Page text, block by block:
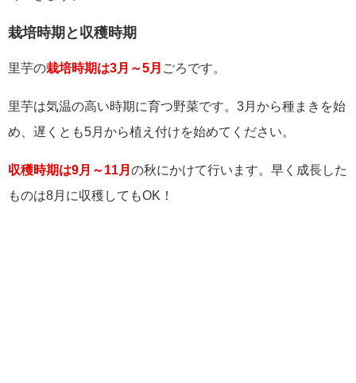
栽培時期と収穫時期
里芋の栽培時期は3月～5月 ごろです。
里芋は気温の高い時期に育つ野菜です。3月から種まきを始
め、遅くとも5月から植え付けを始めてください。
収穫時期は9月～11月 の秋にかけて行います。早く成長した
ものは8月に収穫してもOK！